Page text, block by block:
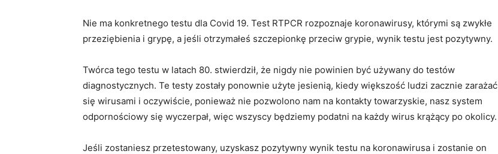
Nie ma konkretnego testu dla Covid 19. Test RTPCR rozpoznaje koronawirusy, którymi są zwykłe
przeziębienia i grypę, a jeśli otrzymałeś szczepionkę przeciw grypie, wynik testu jest pozytywny.
Twórca tego testu w latach 80. stwierdził, że nigdy nie powinien być używany do testów
diagnostycznych. Te testy zostały ponownie użyte jesienią, kiedy większość ludzi zacznie zarażać
się wirusami i oczywiście, ponieważ nie pozwolono nam na kontakty towarzyskie, nasz system
odpornościowy się wyczerpał, więc wszyscy będziemy podatni na każdy wirus krążący po okolicy.
Jeśli zostaniesz przetestowany, uzyskasz pozytywny wynik testu na koronawirusa i zostanie on